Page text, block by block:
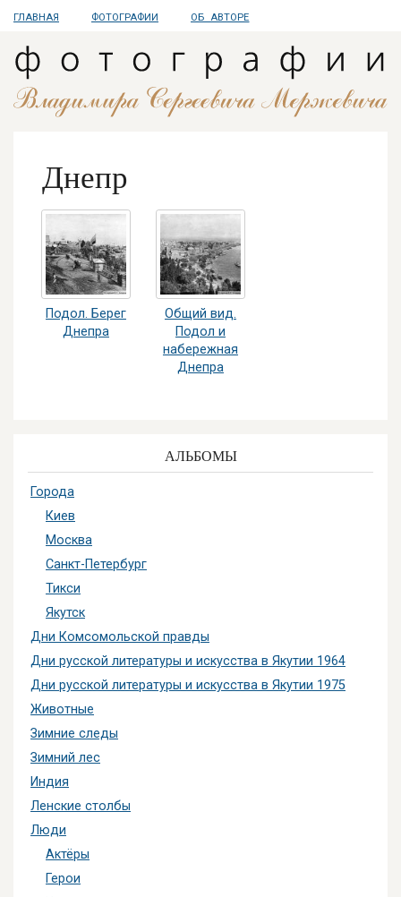
ГЛАВНАЯ ФОТОГРАФИИ ОБ АВТОРЕ
Днепр
Подол. Берег
Днепра
Общий вид.
Подол и
набережная
Днепра
АЛЬБОМЫ
Города
Киев
Москва
Санкт-Петербург
Тикси
Якутск
Дни Комсомольской правды
Дни русской литературы и искусства в Якутии 1964
Дни русской литературы и искусства в Якутии 1975
Животные
Зимние следы
Зимний лес
Индия
Ленские столбы
Люди
Актёры
Герои